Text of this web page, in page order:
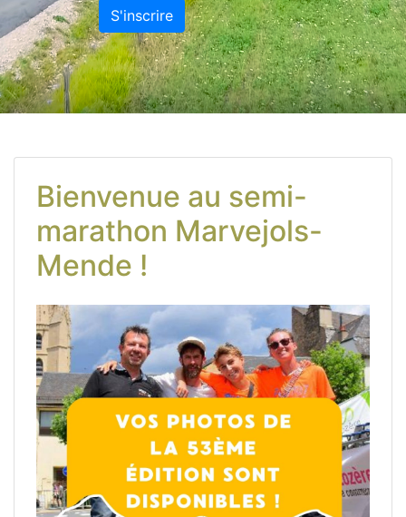
S'inscrire
Bienvenue au semi-
marathon Marvejols-
Mende !